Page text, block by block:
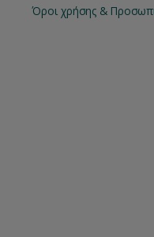
Όροι χρήσης &